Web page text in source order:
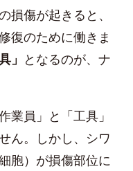
損傷が起きると、
復のために働きま
」 となるのが、ナ
業員」と「工具」
ん。しかし、シワ
胞）が損傷部位に